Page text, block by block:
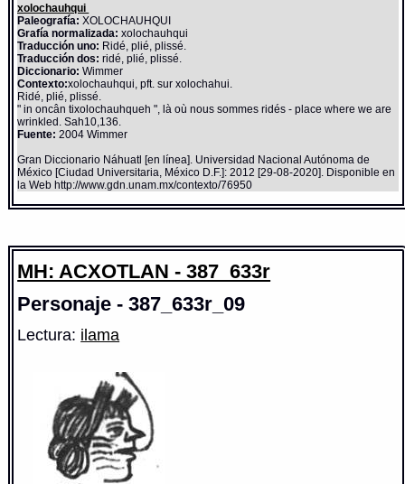
xolochauhqui
Paleografía: XOLOCHAUHQUI
Grafía normalizada: xolochauhqui
Traducción uno: Ridé, plié, plissé.
Traducción dos: ridé, plié, plissé.
Diccionario:Wimmer
Contexto:xolochauhqui, pft. sur xolochahui.
Ridé, plié, plissé.
" in oncân tixolochauhqueh ", là où nous sommes ridés - place where we are
wrinkled. Sah10,136.
Fuente: 2004 Wimmer
Gran Diccionario Náhuatl [en línea]. Universidad Nacional Autónoma de
México [Ciudad Universitaria, México D.F.]: 2012 [29-08-2020]. Disponible en
la Web http://www.gdn.unam.mx/contexto/76950
MH: ACXOTLAN - 387_633r
Personaje - 387_633r_09
Lectura: ilama